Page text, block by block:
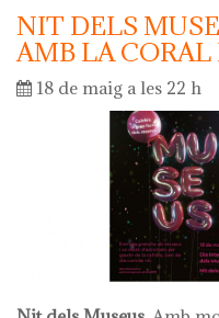
NIT DELS
AMB LA
18 de maig a les 22 h